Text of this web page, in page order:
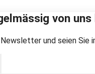
von uns
und seien